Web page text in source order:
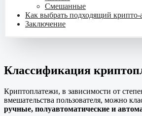
Смешанные
Как выбрать подходящий крипто-
Заключение
Классификация
Криптоплатежи, в зависимости от
вмешательства пользователя, можно
ручные, полуавтоматические и